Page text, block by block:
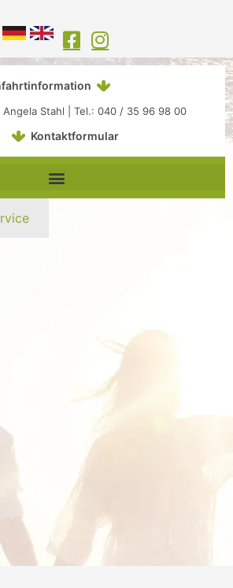
Angela Stahl | Tel.: 040 / 35 96 98 00
Kontaktformular